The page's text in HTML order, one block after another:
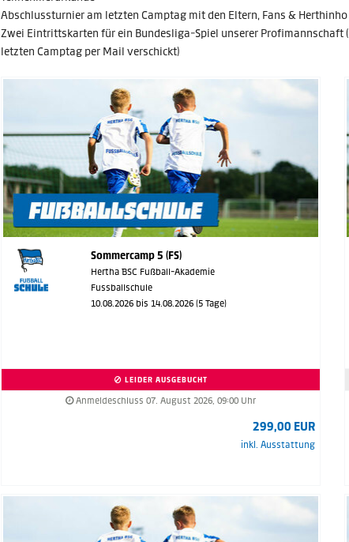
Abschlussturnier am letzten Camptag mit den Eltern, Fans & Herthinho
Zwei Eintrittskarten für ein Bundesliga-Spiel unserer Profimannschaft
letzten Camptag per Mail verschickt)
Sommercamp 5 (FS)
Hertha BSC Fußball-Akademie
Fussballschule
10.08.2026 bis 14.08.2026 (5 Tage)
LEIDER AUSGEBUCHT
Anmeldeschluss 07. August 2026, 09:00 Uhr
299,00 EUR
inkl. Ausstattung